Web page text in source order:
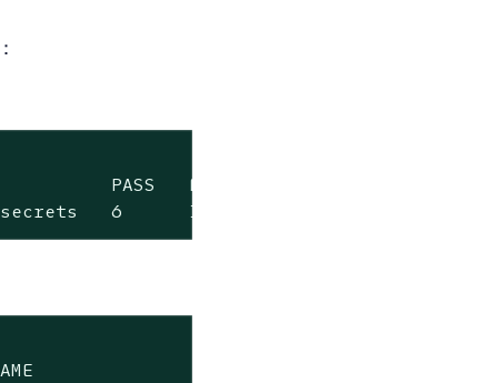
FAIL   WARN   ERROR   SKIP
nginx-secrets   6      1      0      0       0
PASS   FAIL   WARN   ERROR